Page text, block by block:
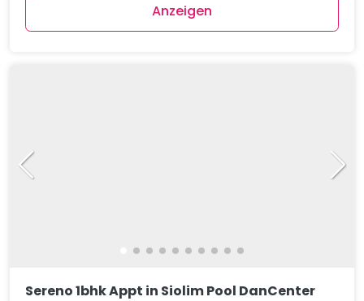
Anzeigen
Sereno 1bhk Appt in Siolim Pool DanCenter